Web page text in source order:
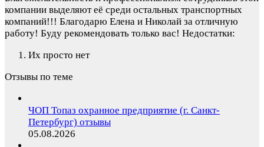
компании выделяют её среди остальных транспортных
компаний!!! Благодарю Елена и Николай за отличную
работу! Буду рекомендовать только вас! Недостатки:
Их просто нет
Отзывы по теме
ЧОП Топаз охранное предприятие (г. Санкт-
Петербург) отзывы
05.08.2026